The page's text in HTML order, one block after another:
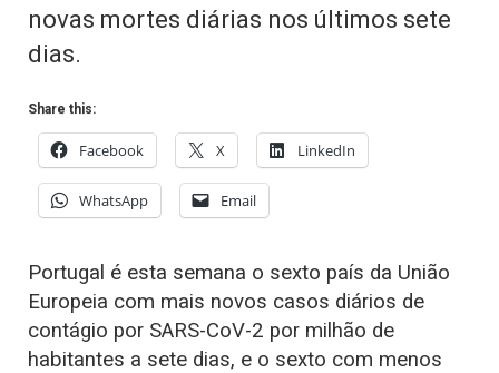
novas mortes diárias nos últimos sete
dias.
Share this:
Facebook X LinkedIn
WhatsApp Email
Portugal é esta semana o sexto país da União
Europeia com mais novos casos diários de
contágio por SARS-CoV-2 por milhão de
habitantes a sete dias, e o sexto com menos